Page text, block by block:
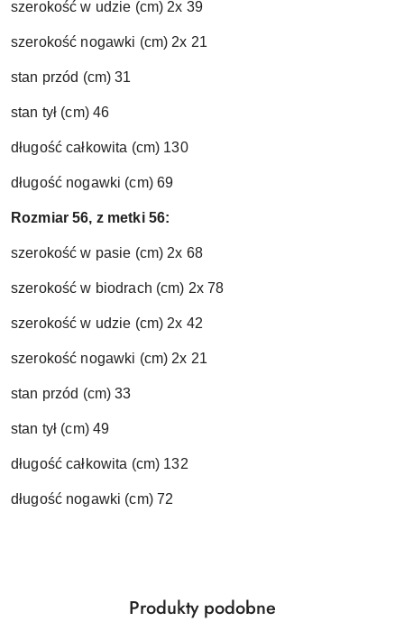
szerokość w udzie (cm) 2x 39
szerokość nogawki (cm) 2x 21
stan przód (cm) 31
stan tył (cm) 46
długość całkowita (cm) 130
długość nogawki (cm) 69
Rozmiar 56, z metki 56:
szerokość w pasie (cm) 2x 68
szerokość w biodrach (cm) 2x 78
szerokość w udzie (cm) 2x 42
szerokość nogawki (cm) 2x 21
stan przód (cm) 33
stan tył (cm) 49
długość całkowita (cm) 132
długość nogawki (cm) 72
Pomiń karuzelę produktów
Produkty
Produkty podobne